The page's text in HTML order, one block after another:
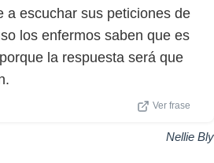
a escuchar sus peticiones de
los enfermos saben que es
la respuesta será que
Ver frase
Nellie Bly